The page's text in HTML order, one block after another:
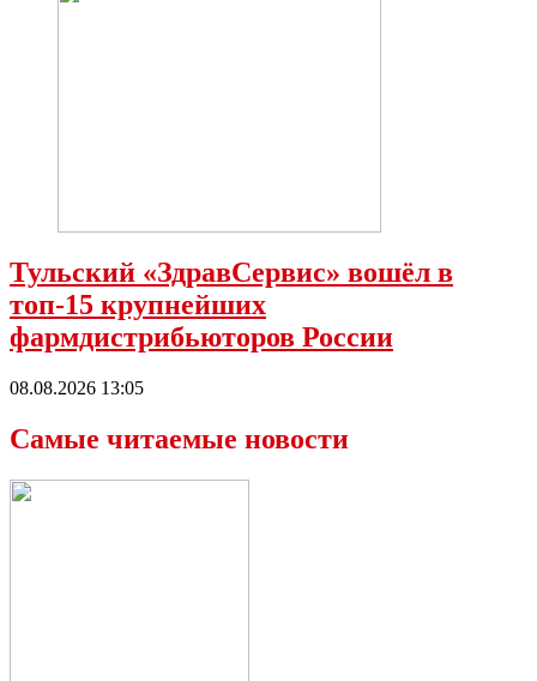
Тульский «ЗдравСервис» вошёл в
топ-15 крупнейших
фармдистрибьюторов России
08.08.2026 13:05
Самые читаемые новости